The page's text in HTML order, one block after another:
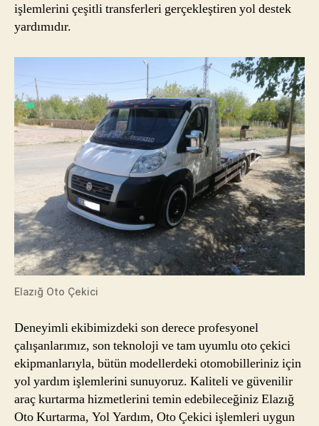
işlemlerini çeşitli transferleri gerçekleştiren yol destek
yardımıdır.
Elazığ Oto Çekici
Deneyimli ekibimizdeki son derece profesyonel
çalışanlarımız, son teknoloji ve tam uyumlu oto çekici
ekipmanlarıyla, bütün modellerdeki otomobilleriniz için
yol yardım işlemlerini sunuyoruz. Kaliteli ve güvenilir
araç kurtarma hizmetlerini temin edebileceğiniz Elazığ
Oto Kurtarma, Yol Yardım, Oto Çekici işlemleri uygun